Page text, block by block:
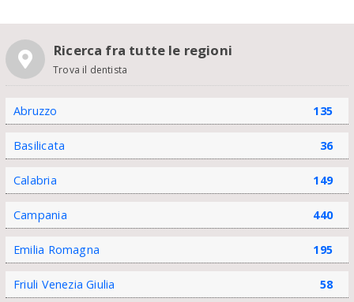
Ricerca fra tutte le regioni
Trova il dentista
Abruzzo 135
Basilicata 36
Calabria 149
Campania 440
Emilia Romagna 195
Friuli Venezia Giulia 58